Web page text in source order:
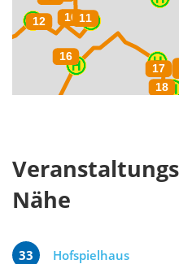
Nähe
33 Hofspielhaus